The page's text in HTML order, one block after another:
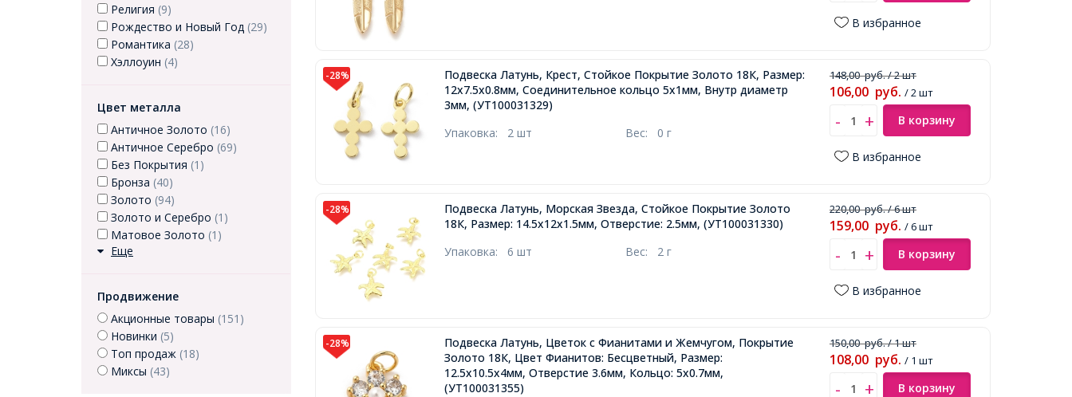
Религия (9)
Рождество и Новый Год (29)
Романтика (28)
Хэллоуин (4)
Цвет металла
Античное Золото (16)
Античное Серебро (69)
Без Покрытия (1)
Бронза (40)
Золото (94)
Золото и Серебро (1)
Матовое Золото (1)
Еще
Продвижение
Акционные товары (151)
Новинки (5)
Топ продаж (18)
Миксы (43)
В избранное
-28%
Подвеска Латунь, Крест, Стойкое Покрытие Золото 18К, Размер:
12х7.5х0.8мм, Соединительное кольцо 5х1мм, Внутр диаметр
3мм, (УТ100031329)
Упаковка: 2 шт Вес: 0 г
148,00руб./ 2 шт
106,00 руб. / 2 шт
В корзину
В избранное
-28%
Подвеска Латунь, Морская Звезда, Стойкое Покрытие Золото
18К, Размер: 14.5х12х1.5мм, Отверстие: 2.5мм, (УТ100031330)
Упаковка: 6 шт Вес: 2 г
220,00руб./ 6 шт
159,00 руб. / 6 шт
В корзину
В избранное
-28%
Подвеска Латунь, Цветок с Фианитами и Жемчугом, Покрытие
Золото 18К, Цвет Фианитов: Бесцветный, Размер:
12.5х10.5х4мм, Отверстие 3.6мм, Кольцо: 5х0.7мм,
(УТ100031355)
150,00руб./ 1 шт
108,00 руб. / 1 шт
В корзину